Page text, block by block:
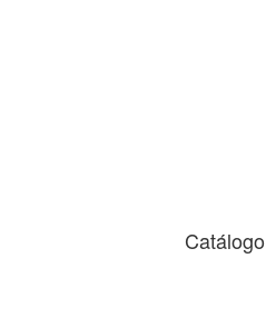
Catálogo